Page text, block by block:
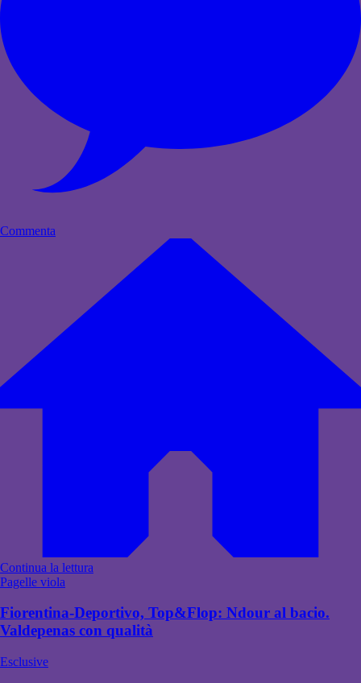
Commenta
Continua la lettura
Pagelle viola
Fiorentina-Deportivo, Top&Flop: Ndour al bacio.
Valdepenas con qualità
Esclusive